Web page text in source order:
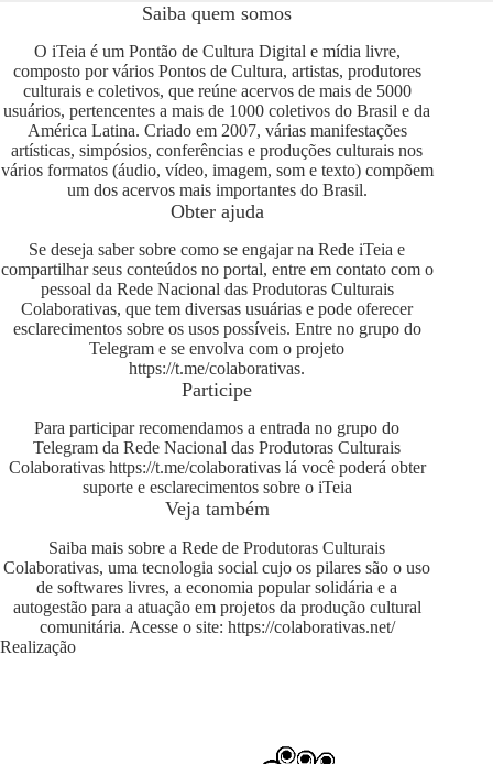
Saiba quem somos
O iTeia é um Pontão de Cultura Digital e mídia livre,
composto por vários Pontos de Cultura, artistas, produtores
culturais e coletivos, que reúne acervos de mais de 5000
usuários, pertencentes a mais de 1000 coletivos do Brasil e da
América Latina. Criado em 2007, várias manifestações
artísticas, simpósios, conferências e produções culturais nos
vários formatos (áudio, vídeo, imagem, som e texto) compõem
um dos acervos mais importantes do Brasil.
Obter ajuda
Se deseja saber sobre como se engajar na Rede iTeia e
compartilhar seus conteúdos no portal, entre em contato com o
pessoal da Rede Nacional das Produtoras Culturais
Colaborativas, que tem diversas usuárias e pode oferecer
esclarecimentos sobre os usos possíveis. Entre no grupo do
Telegram e se envolva com o projeto
https://t.me/colaborativas.
Participe
Para participar recomendamos a entrada no grupo do
Telegram da Rede Nacional das Produtoras Culturais
Colaborativas https://t.me/colaborativaslá você poderá obter
suporte e esclarecimentos sobre o iTeia
Veja também
Saiba mais sobre a Rede de Produtoras Culturais
Colaborativas, uma tecnologia social cujo os pilares são o uso
de softwares livres, a economia popular solidária e a
autogestão para a atuação em projetos da produção cultural
comunitária. Acesse o site: https://colaborativas.net/
Realização